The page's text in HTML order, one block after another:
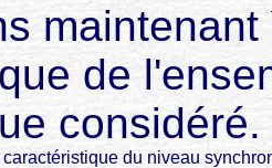
maintenant
de
considéré.
caractéristique du niveau